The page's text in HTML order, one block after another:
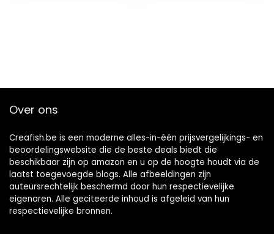
Over ons
Creafish.be is een moderne alles-in-één prijsvergelijkings- en
beoordelingswebsite die de beste deals biedt die
beschikbaar zijn op amazon en u op de hoogte houdt via de
laatst toegevoegde blogs. Alle afbeeldingen zijn
auteursrechtelijk beschermd door hun respectievelijke
eigenaren. Alle geciteerde inhoud is afgeleid van hun
respectievelijke bronnen.